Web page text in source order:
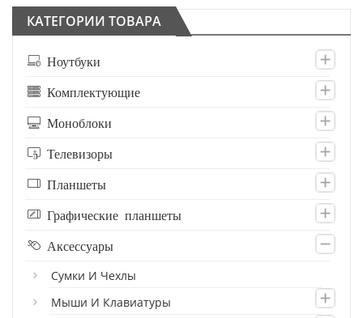
КАТЕГОРИИ ТОВАРА
Ноутбуки
Комплектующие
Моноблоки
Телевизоры
Планшеты
Графические планшеты
Аксессуары
Сумки И Чехлы
Мыши И Клавиатуры